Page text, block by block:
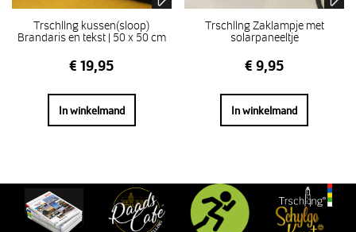
Trschllng kussen(sloop)
Brandaris en tekst | 50 x 50 cm
€ 19,95
In winkelmand
Trschllng Zaklampje met
solarpaneeltje
€ 9,95
In winkelmand